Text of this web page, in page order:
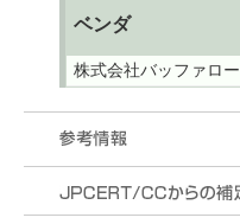
ベンダ
株式会社バッファロー